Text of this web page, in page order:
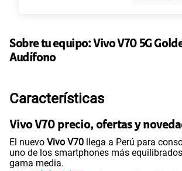
Paga solo
Sobre tu equipo: Vivo V70 5G
Audífono
Características
Vivo V70 precio, ofertas y
El nuevo Vivo V70 llega a Perú para
uno de los smartphones más
gama media.